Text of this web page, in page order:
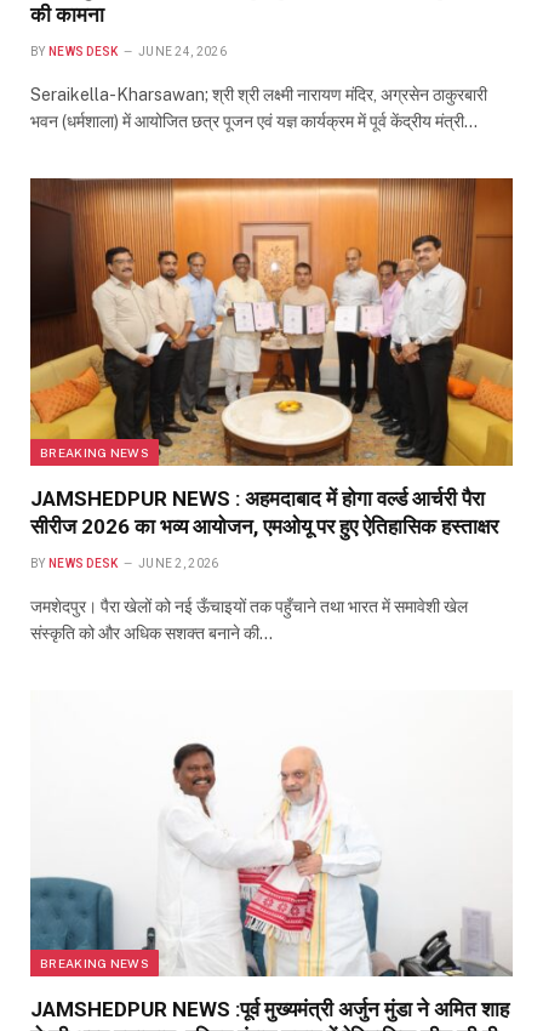
की कामना
BY NEWS DESK JUNE 24, 2026
Seraikella-Kharsawan; श्री श्री लक्ष्मी नारायण मंदिर, अग्रसेन ठाकुरबारी
भवन (धर्मशाला) में आयोजित छत्र पूजन एवं यज्ञ कार्यक्रम में पूर्व केंद्रीय मंत्री…
BREAKING NEWS
JAMSHEDPUR NEWS : अहमदाबाद में होगा वर्ल्ड आर्चरी पैरा
सीरीज 2026 का भव्य आयोजन, एमओयू पर हुए ऐतिहासिक हस्ताक्षर
BY NEWS DESK JUNE 2, 2026
जमशेदपुर। पैरा खेलों को नई ऊँचाइयों तक पहुँचाने तथा भारत में समावेशी खेल
संस्कृति को और अधिक सशक्त बनाने की…
BREAKING NEWS
JAMSHEDPUR NEWS :पूर्व मुख्यमंत्री अर्जुन मुंडा ने अमित शाह